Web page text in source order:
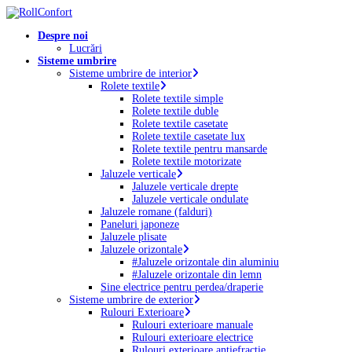
Skip
main
Menu
Despre noi
Lucrări
Sisteme umbrire
Sisteme umbrire de interior
Rolete textile
Rolete textile simple
Rolete textile duble
Rolete textile casetate
Rolete textile casetate lux
Rolete textile pentru mansarde
Rolete textile motorizate
Jaluzele verticale
Jaluzele verticale drepte
Jaluzele verticale ondulate
Jaluzele romane (falduri)
Paneluri japoneze
Jaluzele plisate
Jaluzele orizontale
#Jaluzele orizontale din aluminiu
#Jaluzele orizontale din lemn
Sine electrice pentru perdea/draperie
Sisteme umbrire de exterior
Rulouri Exterioare
Rulouri exterioare manuale
Rulouri exterioare electrice